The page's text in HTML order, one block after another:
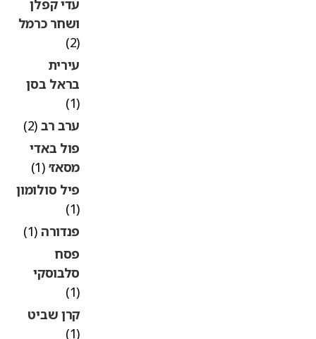
עדי קפלן
ושחר כרמל
עירית
בראל בסן
ערב רב(2)
פול באדי
מסאז׳(1)
פיל סולומון
פנדורה(1)
פסח
סלבוסקי
קרן שביט